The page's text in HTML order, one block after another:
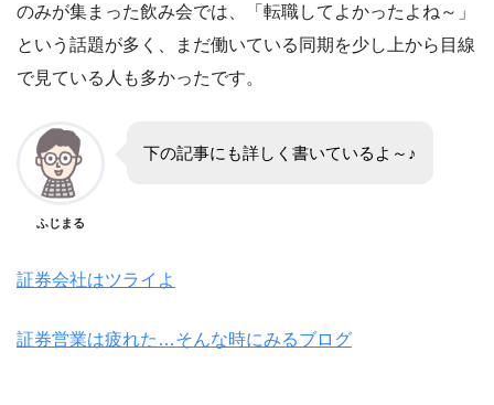
のみが集まった飲み会では、「転職してよかったよね～」
という話題が多く、まだ働いている同期を少し上から目線
で見ている人も多かったです。
ふじまる
下の記事にも詳しく書いているよ～♪
証券会社はツライよ
証券営業は疲れた…そんな時にみるブログ